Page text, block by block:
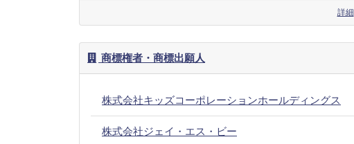
詳細
商標権者・商標出願人
株式会社キッズコーポレーションホールディングス
株式会社ジェイ・エス・ビー